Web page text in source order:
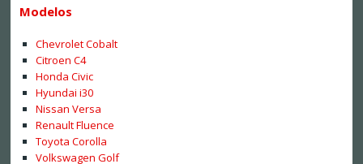
Modelos
Chevrolet Cobalt
Citroen C4
Honda Civic
Hyundai i30
Nissan Versa
Renault Fluence
Toyota Corolla
Volkswagen Golf